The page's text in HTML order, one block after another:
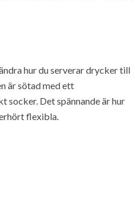
hur du serverar drycker till
är sötad med ett
socker. Det spännande är hur
flexibla.